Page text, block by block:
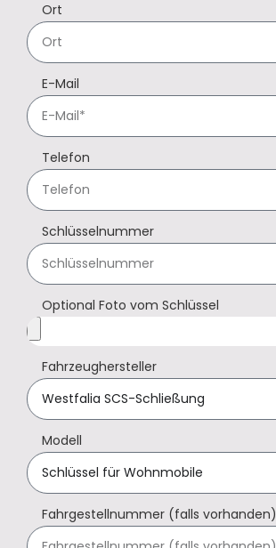
Ort
E-Mail
Telefon
Schlüsselnummer
Optional Foto vom Schlüssel
Fahrzeughersteller
Modell
Fahrgestellnummer (falls vorhanden)